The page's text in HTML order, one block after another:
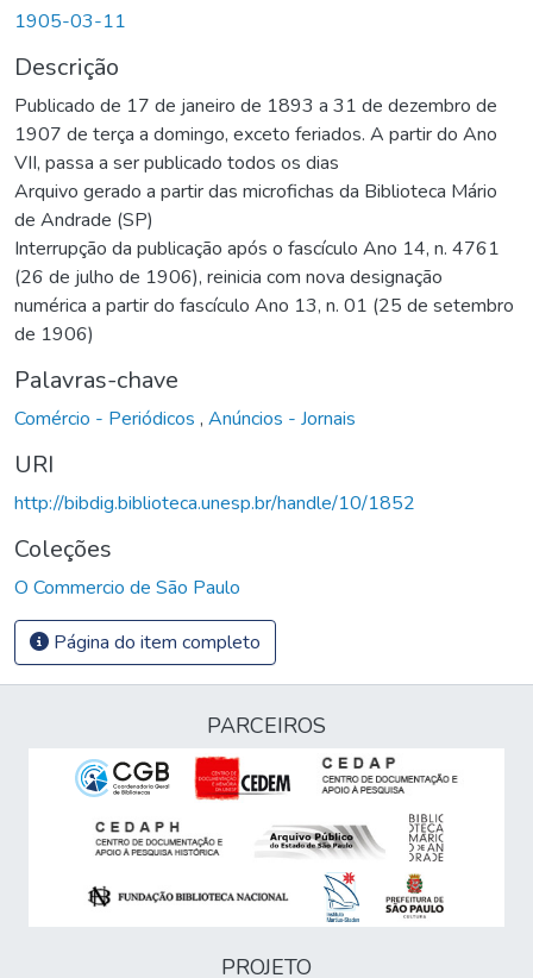
1905-03-11
Descrição
Publicado de 17 de janeiro de 1893 a 31 de dezembro de
1907 de terça a domingo, exceto feriados. A partir do Ano
VII, passa a ser publicado todos os dias
Arquivo gerado a partir das microfichas da Biblioteca Mário
de Andrade (SP)
Interrupção da publicação após o fascículo Ano 14, n. 4761
(26 de julho de 1906), reinicia com nova designação
numérica a partir do fascículo Ano 13, n. 01 (25 de setembro
de 1906)
Palavras-chave
Comércio - Periódicos , Anúncios - Jornais
URI
http://bibdig.biblioteca.unesp.br/handle/10/1852
Coleções
O Commercio de São Paulo
Página do item completo
PARCEIROS
PROJETO